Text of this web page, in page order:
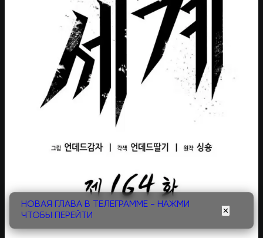
НОВАЯ ГЛАВА В ТЕЛЕГРАММЕ - НАЖМИ
ЧТОБЫ ПЕРЕЙТИ
✕